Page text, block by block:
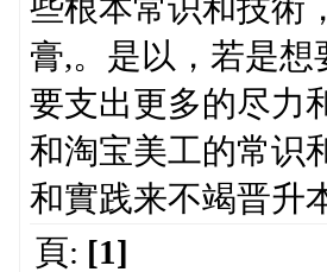
些根本常识和技術
膏,。是以，若是
要支出更多的尽力
和淘宝美工的常识
和實践来不竭晋升
頁: [1]